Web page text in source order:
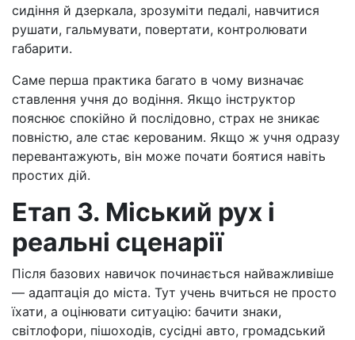
сидіння й дзеркала, зрозуміти педалі, навчитися
рушати, гальмувати, повертати, контролювати
габарити.
Саме перша практика багато в чому визначає
ставлення учня до водіння. Якщо інструктор
пояснює спокійно й послідовно, страх не зникає
повністю, але стає керованим. Якщо ж учня одразу
перевантажують, він може почати боятися навіть
простих дій.
Етап 3. Міський рух і
реальні сценарії
Після базових навичок починається найважливіше
— адаптація до міста. Тут учень вчиться не просто
їхати, а оцінювати ситуацію: бачити знаки,
світлофори, пішоходів, сусідні авто, громадський